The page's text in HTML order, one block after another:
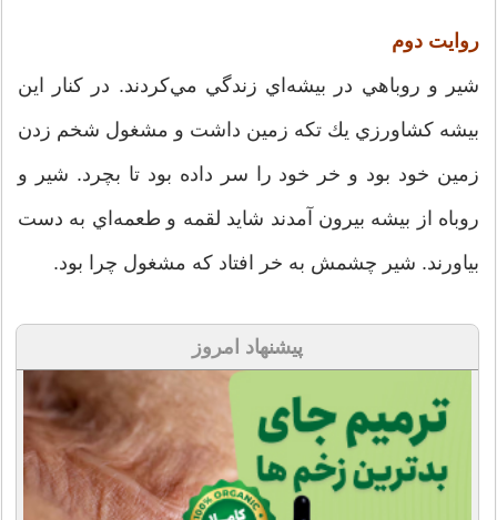
روايت دوم
شير و روباهي در بيشه‌اي زندگي مي‌كردند. در كنار اين
بيشه كشاورزي يك تكه زمين داشت و مشغول شخم زدن
زمين خود بود و خر خود را سر داده بود تا بچرد. شير و
روباه از بيشه بيرون آمدند شايد لقمه و طعمه‌اي به دست
بياورند. شير چشمش به خر افتاد كه مشغول چرا بود.
پیشنهاد امروز